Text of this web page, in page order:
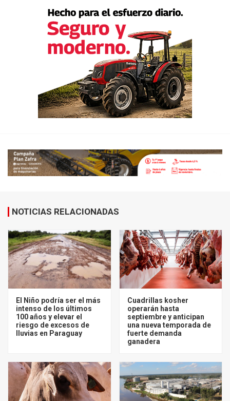
NOTICIAS RELACIONADAS
El Niño podría ser el más
intenso de los últimos
100 años y elevar el
riesgo de excesos de
lluvias en Paraguay
Cuadrillas kosher
operarán hasta
septiembre y anticipan
una nueva temporada de
fuerte demanda
ganadera